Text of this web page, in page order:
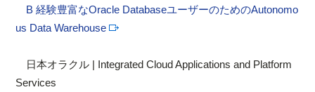
B 経験豊富なOracle DatabaseユーザーのためのAutonomo
us Data Warehouse
日本オラクル | Integrated Cloud Applications and Platform
Services